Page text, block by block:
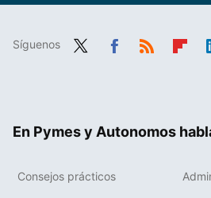
Síguenos
En Pymes y Autonomos
Consejos prácticos